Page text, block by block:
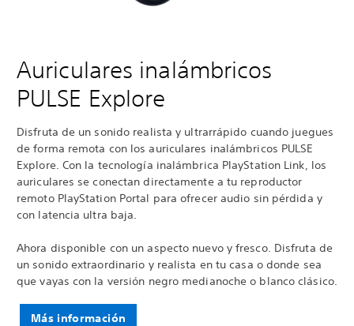
Auriculares inalámbricos
PULSE Explore
Disfruta de un sonido realista y ultrarrápido cuando juegues
de forma remota con los auriculares inalámbricos PULSE
Explore. Con la tecnología inalámbrica PlayStation Link, los
auriculares se conectan directamente a tu reproductor
remoto PlayStation Portal para ofrecer audio sin pérdida y
con latencia ultra baja.
Ahora disponible con un aspecto nuevo y fresco. Disfruta de
un sonido extraordinario y realista en tu casa o donde sea
que vayas con la versión negro medianoche o blanco clásico.
Más información